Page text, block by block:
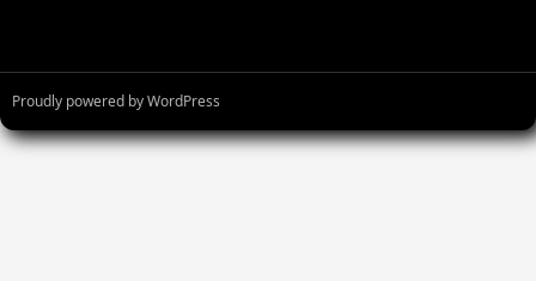
o
o
k
n n p
Proudly powered by WordPress